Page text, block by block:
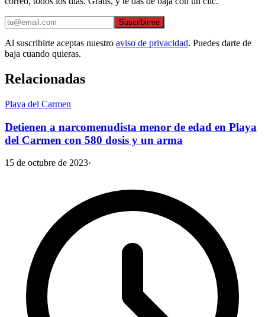
Suscribirme
Al suscribirte aceptas nuestro aviso de privacidad. Puedes darte de
baja cuando quieras.
Relacionadas
Playa del Carmen
Detienen a narcomenudista menor de edad en Playa
del Carmen con 580 dosis y un arma
15 de octubre de 2023·